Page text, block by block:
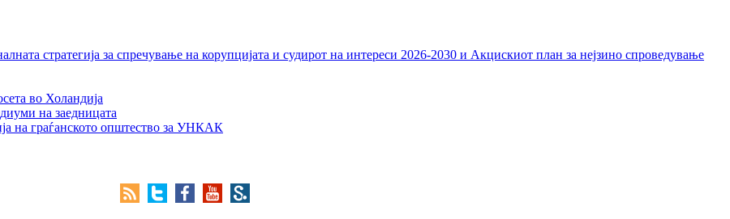
стратегија за спречување на корупцијата и судирот на интереси 2026-2030 и Акцискиот план за нејзино спроведување
во Холандија
на заедницата
на граѓанското општество за УНКАК